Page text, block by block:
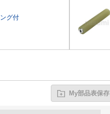
グ付
My部品表保存